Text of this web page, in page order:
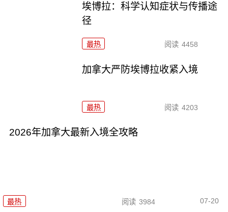
埃博拉：科学认知症状与传播途
径
最热 阅读 4458
加拿大严防埃博拉收紧入境
最热 阅读 4203
2026年加拿大最新入境全攻略
最热 阅读 3984 07-20